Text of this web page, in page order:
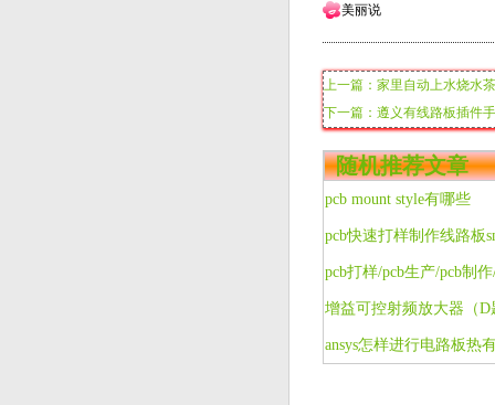
美丽说
上一篇：家里自动上水烧水
下一篇：遵义有线路板插件
随机推荐文章
pcb mount style有哪些
pcb打样/pcb生产/pcb制
ansys怎样进行电路板热